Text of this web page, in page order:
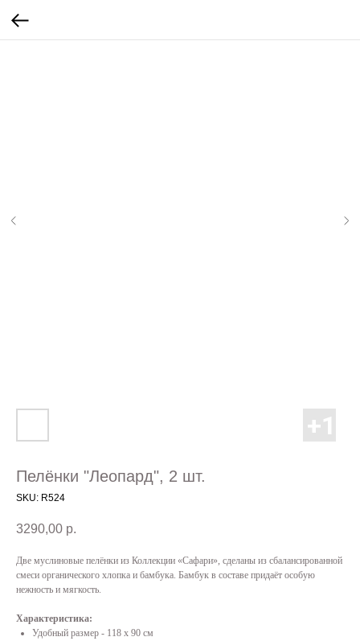
Пелёнки "Леопард", 2 шт.
SKU: R524
3290,00 р.
Две муслиновые пелёнки из Коллекции «Сафари», сделаны из сбалансированной
смеси органического хлопка и бамбука. Бамбук в составе придаёт особую
нежность и мягкость.
Характеристика:
Удобный размер - 118 х 90 см